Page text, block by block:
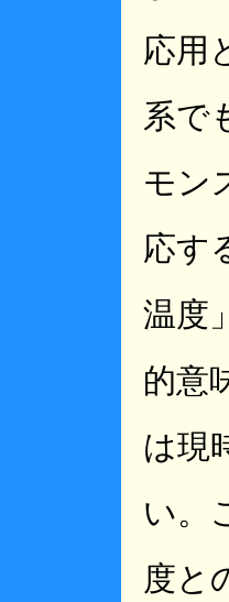
応用
系で
モン
応す
温度
的意
は現
い。
度と